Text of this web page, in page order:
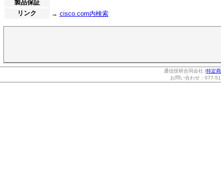
製品保証
リンク
→ cisco.com内検索
通信技研合同会社 (特定
お問い合わせ：077-